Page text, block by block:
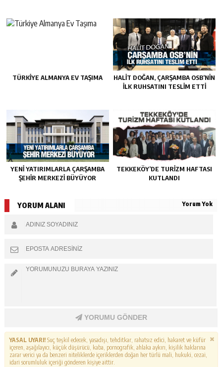
TÜRKIYE ALMANYA EV TAŞIMA
HALIT DOĞAN, ÇARŞAMBA OSB’NIN
İLK RUHSATINI TESLIM ETTI
YENI YATIRIMLARLA ÇARŞAMBA
ŞEHIR MERKEZI BÜYÜYOR
TEKKEKÖY’DE TURIZM HAFTASI
KUTLANDI
YORUM ALANI Yorum Yok
YORUMU GÖNDER
YASAL UYARI!Suç teşkil edecek, yasadışı, tehditkar, rahatsız edici, hakaret ve küfür
içeren, aşağılayıcı, küçük düşürücü, kaba, pornografik, ahlaka aykırı, kişilik haklarına
zarar verici ya da benzeri niteliklerde içeriklerden doğan her türlü mali, hukuki, cezai,
idari sorumluluk içeriği gönderen kişiye aittir.